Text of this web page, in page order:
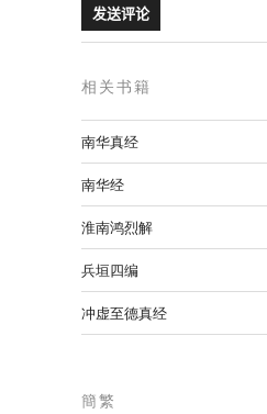
相关书籍
南华真经
南华经
淮南鸿烈解
兵垣四编
冲虚至德真经
簡繁